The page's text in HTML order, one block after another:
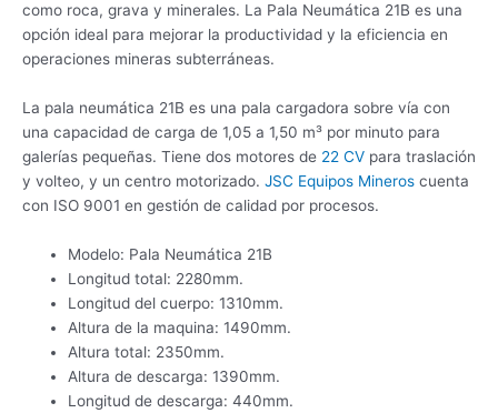
como roca, grava y minerales. La Pala Neumática 21B es una
opción ideal para mejorar la productividad y la eficiencia en
operaciones mineras subterráneas.
La pala neumática 21B es una pala cargadora sobre vía con
una capacidad de carga de 1,05 a 1,50 m³ por minuto para
galerías pequeñas. Tiene dos motores de 22 CV para traslación
y volteo, y un centro motorizado. JSC Equipos Mineros cuenta
con ISO 9001 en gestión de calidad por procesos.
Modelo: Pala Neumática 21B
Longitud total: 2280mm.
Longitud del cuerpo: 1310mm.
Altura de la maquina: 1490mm.
Altura total: 2350mm.
Altura de descarga: 1390mm.
Longitud de descarga: 440mm.